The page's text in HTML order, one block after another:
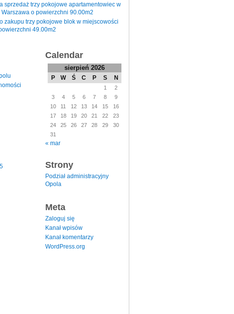
sprzedaż trzy pokojowe apartamentowiec w
o powierzchni 90.00m2
zakupu trzy pokojowe blok w miejscowości
49.00m2
Calendar
sierpień 2026
P W Ś C P S N
1
2
3
4 5 6 7 8
9
10
11 12 13 14 15
16
17
18 19 20 21 22
23
24
25 26 27 28 29
30
31
« mar
Strony
Podział administracyjny
Opola
Meta
Zaloguj się
Kanał wpisów
Kanał komentarzy
WordPress.org